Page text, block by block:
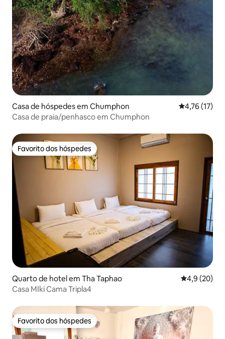
Casa de hóspedes em Chumphon
4,76 (17)
Casa de praia/penhasco em Chumphon
Favorito dos hóspedes
Favorito dos hóspedes
Quarto de hotel em Tha Taphao
4,9 (20)
Casa MIki Cama Tripla4
Favorito dos hóspedes
Favorito dos hóspedes